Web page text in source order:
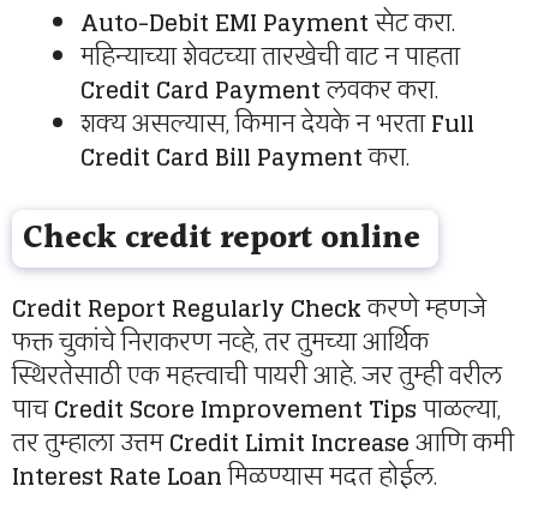
Auto-Debit EMI Paymentसेट करा.
महिन्याच्या शेवटच्या तारखेची वाट न पाहता
Credit Card Paymentलवकर करा.
शक्य असल्यास, किमान देयके न भरताFull
Credit Card Bill Paymentकरा.
Check credit report online
Credit Report Regularly Checkकरणे म्हणजे
फक्त चुकांचे निराकरण नव्हे, तर तुमच्या आर्थिक
स्थिरतेसाठी एक महत्त्वाची पायरी आहे. जर तुम्ही वरील
पाचCredit Score Improvement Tipsपाळल्या,
तर तुम्हाला उत्तमCredit Limit Increaseआणि कमी
Interest Rate Loanमिळण्यास मदत होईल.